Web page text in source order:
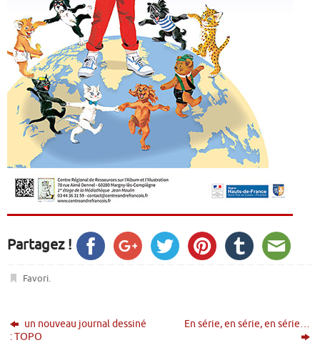
Partagez !
Favori.
un nouveau journal dessiné
: TOPO
En série, en série, en série…